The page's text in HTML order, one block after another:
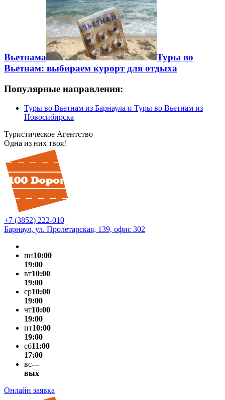
Вьетнама
Туры во
Вьетнам: выбираем курорт для отдыха
Популярные направления:
Туры во Вьетнам из Барнаула и Туры во Вьетнам из
Новосибирска
Туристическое Агентство
Одна из них твоя!
+7 (3852) 222-010
Барнаул, ул. Пролетарская, 139, офис 302
пн10:00
19:00
вт10:00
19:00
ср10:00
19:00
чт10:00
19:00
пт10:00
19:00
сб11:00
17:00
вс---
вых
Онлайн заявка